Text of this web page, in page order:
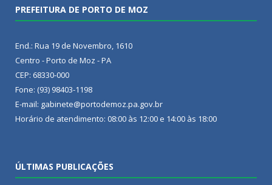
PREFEITURA DE PORTO DE MOZ
End.: Rua 19 de Novembro, 1610
Centro - Porto de Moz - PA
CEP: 68330-000
Fone: (93) 98403-1198
E-mail: gabinete@portodemoz.pa.gov.br
Horário de atendimento: 08:00 às 12:00 e 14:00 às 18:00
ÚLTIMAS PUBLICAÇÕES